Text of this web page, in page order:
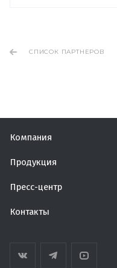
СПИСОК ПАРТНЕРОВ
Компания
Продукция
Пресс-центр
Контакты